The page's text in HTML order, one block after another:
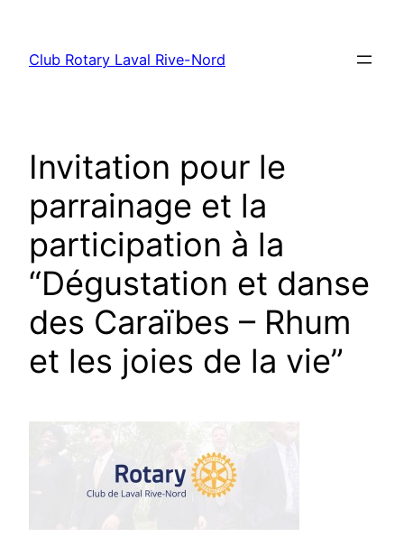
contenu
Club Rotary Laval Rive-Nord
Invitation pour le
parrainage et la
participation à la
“Dégustation et danse
des Caraïbes – Rhum
et les joies de la vie”